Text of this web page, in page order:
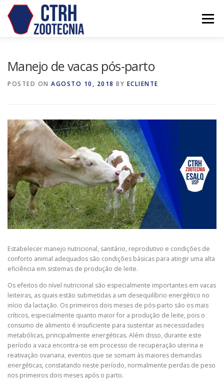
content
Menu
Manejo de vacas pós-parto
POSTED ON AGOSTO 10, 2018 BY ECLIENTE
Estabelecer manejo nutricional, sanitário, reprodutivo e condições de
conforto animal adequados são condições básicas para atingir uma alta
eficiência em sistemas de produção de leite.
Os efeitos do nível nutricional são especialmente importantes em vacas
leiteiras, as quais estão submetidas a um desequilíbrio energético no
início da lactação. Os primeiros dois meses de pós-parto são os mais
críticos, especialmente quanto maior for a produção de leite, pois o
consumo de alimento é insuficiente para sustentar as necessidades
metabólicas, principalmente energéticas. Além disso, durante este
período a vaca encontra-se em processo de recuperação uterina e
reativação ovariana, eventos que se somam às maiores demandas
energéticas, constatando neste período, normalmente perdas de peso
nos primeiros dois meses após o parto.